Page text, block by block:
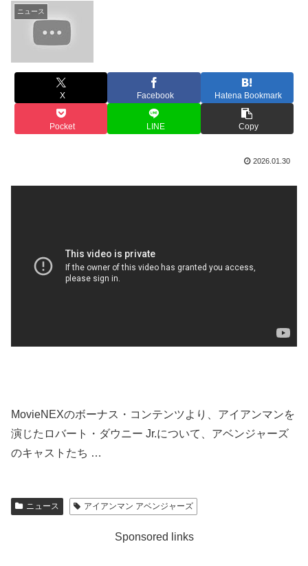
ニュース
X Facebook Hatena Bookmark
Pocket LINE Copy
2026.01.30
MovieNEXのボーナス・コンテンツより、アイアンマンを
演じたロバート・ダウニー Jr.について、アベンジャーズ
のキャストたち …
ニュース アイアンマン アベンジャーズ
Sponsored links